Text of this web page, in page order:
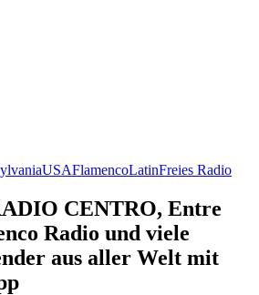
USAFlamencoLatinFreies Radio
CENTRO, Entre
Radio und viele
aus aller Welt mit